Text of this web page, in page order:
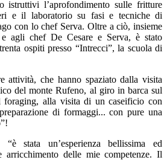
istruttivi l’aprofondimento sulle fritture
e il laboratorio su fasi e tecniche di
con lo chef Serva. Oltre a ciò, insieme
agli chef De Cesare e Serva, è stato
ospiti presso “Intrecci”, la scuola di
attività, che hanno spaziato dalla visita
del monte Rufeno, al giro in barca sul
foraging, alla visita di un caseificio con
di formaggi... con pure una
stata un’esperienza bellissima ed
arricchimento delle mie competenze. Il